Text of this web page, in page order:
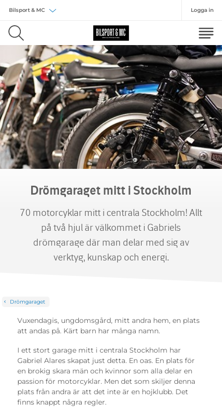
Välj försäkring
Logga in
Drömgaraget mitt i Stockholm
70 motorcyklar mitt i centrala Stockholm! Allt
på två hjul är välkommet i Gabriels
drömgarage där man delar med sig av
verktyg, kunskap och energi.
Drömgaraget
Vuxendagis, ungdomsgård, mitt andra hem, en plats
att andas på. Kärt barn har många namn.
I ett stort garage mitt i centrala Stockholm har
Gabriel Alares skapat just detta. En oas. En plats för
en brokig skara män och kvinnor som alla delar en
passion för motorcyklar. Men det som skiljer denna
plats från andra är att det inte är en hojklubb. Det
finns knappt några regler.